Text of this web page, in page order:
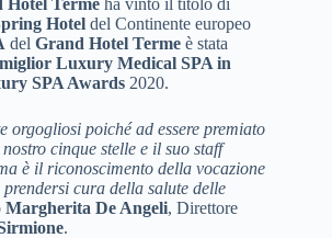
Hotel Terme ha vinto il titolo di
Hotel del Continente europeo
del Grand Hotel Terme è stata
miglior Luxury Medical SPA in
SPA Awards 2020.
orgogliosi poiché ad essere premiato
cinque stelle e il suo staff
è il riconoscimento della vocazione
cura della salute delle
Margherita De Angeli, Direttore
.